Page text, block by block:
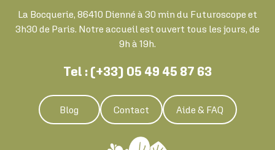
La Bocquerie, 86410 Dienné à 30 min du Futuroscope et
3h30 de Paris. Notre accueil est ouvert tous les jours, de
9h à 19h.
Tel : (+33) 05 49 45 87 63
Blog Contact Aide & FAQ